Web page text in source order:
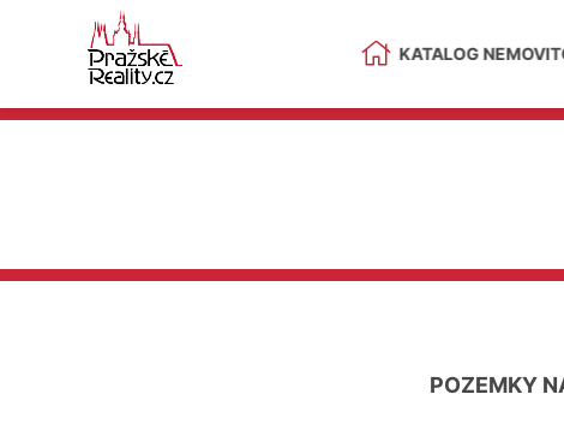
KATALOG
POZEMKY